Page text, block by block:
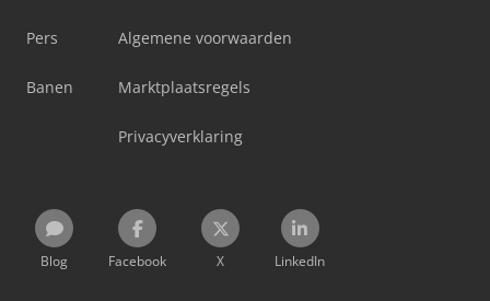
Pers
Banen
Algemene voorwaarden
Marktplaatsregels
Privacyverklaring
Blog Facebook X LinkedIn